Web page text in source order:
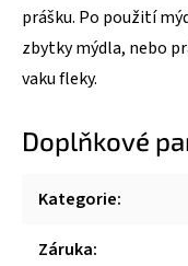
prášku. Po použití
zbytky mýdla, nebo
vaku fleky.
Doplňkové
Kategorie:
Záruka: